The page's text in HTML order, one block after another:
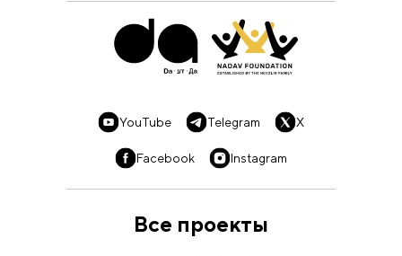
YouTube Telegram X
Facebook Instagram
Все проекты